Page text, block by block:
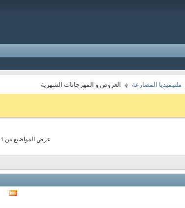
ملتيميديا المصارعة العروض و المهرجانات الشهرية
عرض المواضيع من 1 إلى 40 من 1723